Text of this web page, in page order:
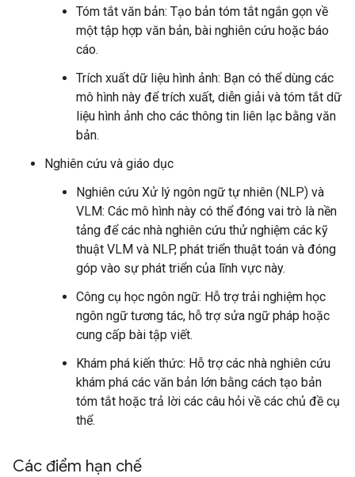
Tóm tắt văn bản: Tạo bản tóm tắt ngắn gọn về
một tập hợp văn bản, bài nghiên cứu hoặc báo
cáo.
Trích xuất dữ liệu hình ảnh: Bạn có thể dùng các
mô hình này để trích xuất, diễn giải và tóm tắt dữ
liệu hình ảnh cho các thông tin liên lạc bằng văn
bản.
Nghiên cứu và giáo dục
Nghiên cứu Xử lý ngôn ngữ tự nhiên (NLP) và
VLM: Các mô hình này có thể đóng vai trò là nền
tảng để các nhà nghiên cứu thử nghiệm các kỹ
thuật VLM và NLP, phát triển thuật toán và đóng
góp vào sự phát triển của lĩnh vực này.
Công cụ học ngôn ngữ: Hỗ trợ trải nghiệm học
ngôn ngữ tương tác, hỗ trợ sửa ngữ pháp hoặc
cung cấp bài tập viết.
Khám phá kiến thức: Hỗ trợ các nhà nghiên cứu
khám phá các văn bản lớn bằng cách tạo bản
tóm tắt hoặc trả lời các câu hỏi về các chủ đề cụ
thể.
Các điểm hạn chế